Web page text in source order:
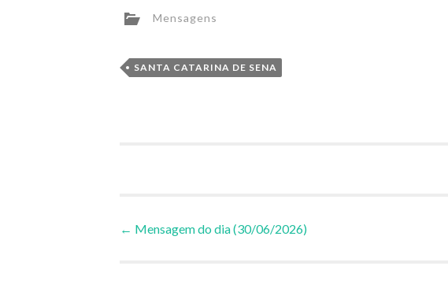
Mensagens
SANTA CATARINA DE SENA
Navegação
← Mensagem do dia (30/06/2026)